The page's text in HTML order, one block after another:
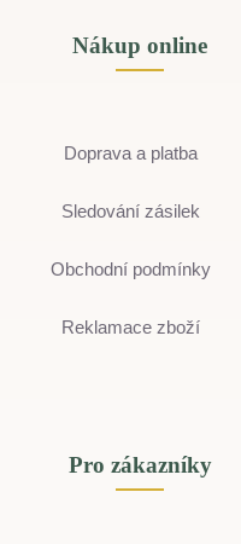
Nákup online
Doprava a platba
Sledování zásilek
Obchodní podmínky
Reklamace zboží
Pro zákazníky